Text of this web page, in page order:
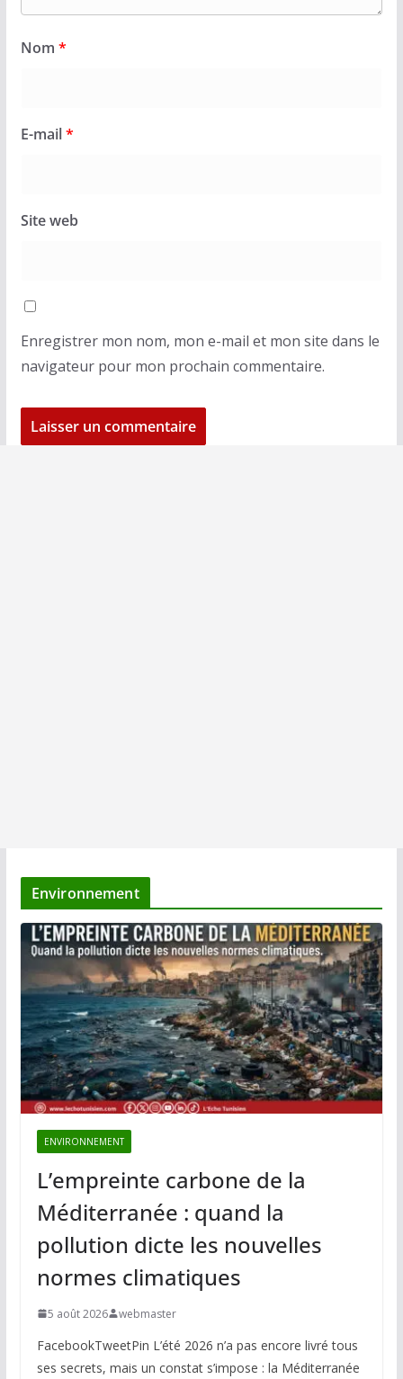
Nom *
E-mail*
Site web
Enregistrer mon nom, mon e-mail et mon site dans le
navigateur pour mon prochain commentaire.
Environnement
ENVIRONNEMENT
L’empreinte carbone de la
Méditerranée : quand la
pollution dicte les nouvelles
normes climatiques
5 août 2026 webmaster
FacebookTweetPin L’été 2026 n’a pas encore livré tous
ses secrets, mais un constat s’impose : la Méditerranée